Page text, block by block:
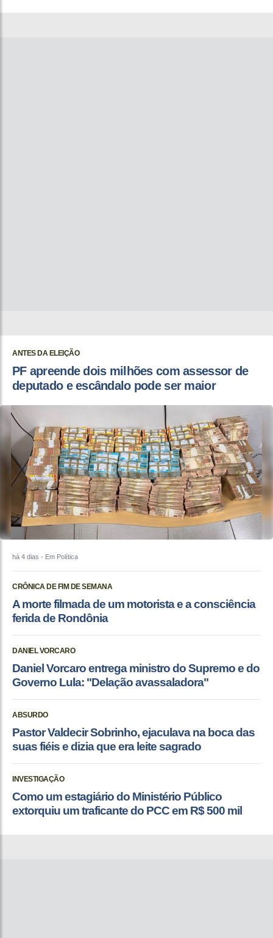
ANTES DA ELEIÇÃO
PF apreende dois milhões com assessor de
deputado e escândalo pode ser maior
há 4 dias - Em Política
CRÔNICA DE FIM DE SEMANA
A morte filmada de um motorista e a consciência
ferida de Rondônia
DANIEL VORCARO
Daniel Vorcaro entrega ministro do Supremo e do
Governo Lula: "Delação avassaladora"
ABSURDO
Pastor Valdecir Sobrinho, ejaculava na boca das
suas fiéis e dizia que era leite sagrado
INVESTIGAÇÃO
Como um estagiário do Ministério Público
extorquiu um traficante do PCC em R$ 500 mil